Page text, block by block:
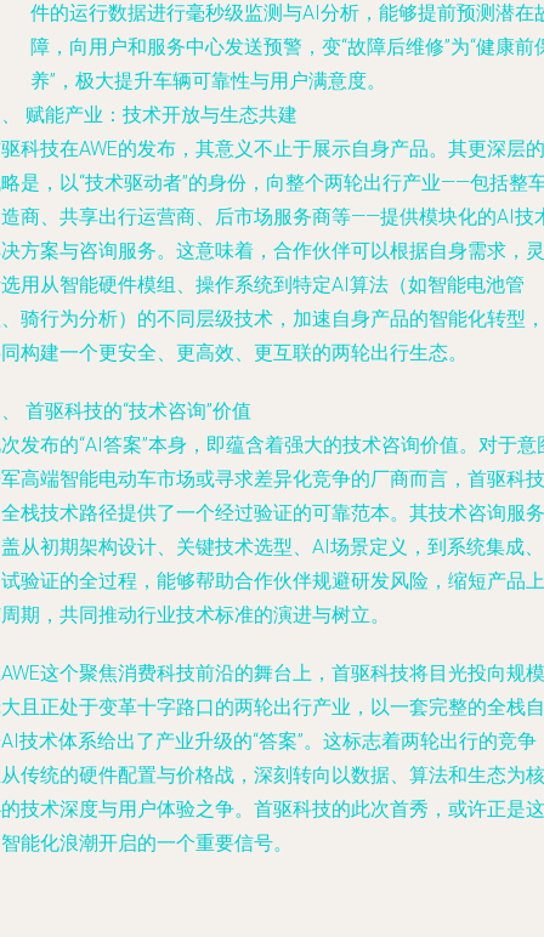
件的运行数据进行毫秒级监测与AI分析，能够提前预测潜在
障，向用户和服务中心发送预警，变“故障后维修”为“健康前
养”，极大提升车辆可靠性与用户满意度。
赋能产业：技术开放与生态共建
科技在AWE的发布，其意义不止于展示自身产品。其更深层的
是，以“技术驱动者”的身份，向整个两轮出行产业——包括整
商、共享出行运营商、后市场服务商等——提供模块化的AI技
方案与咨询服务。这意味着，合作伙伴可以根据自身需求，灵
用从智能硬件模组、操作系统到特定AI算法（如智能电池管
骑行为分析）的不同层级技术，加速自身产品的智能化转型，
构建一个更安全、更高效、更互联的两轮出行生态。
首驱科技的“技术咨询”价值
发布的“AI答案”本身，即蕴含着强大的技术咨询价值。对于意
高端智能电动车市场或寻求差异化竞争的厂商而言，首驱科技
栈技术路径提供了一个经过验证的可靠范本。其技术咨询服务
从初期架构设计、关键技术选型、AI场景定义，到系统集成、
验证的全过程，能够帮助合作伙伴规避研发风险，缩短产品上
期，共同推动行业技术标准的演进与树立。
这个聚焦消费科技前沿的舞台上，首驱科技将目光投向规模
且正处于变革十字路口的两轮出行产业，以一套完整的全栈自
技术体系给出了产业升级的“答案”。这标志着两轮出行的竞争
传统的硬件配置与价格战，深刻转向以数据、算法和生态为核
技术深度与用户体验之争。首驱科技的此次首秀，或许正是这
能化浪潮开启的一个重要信号。